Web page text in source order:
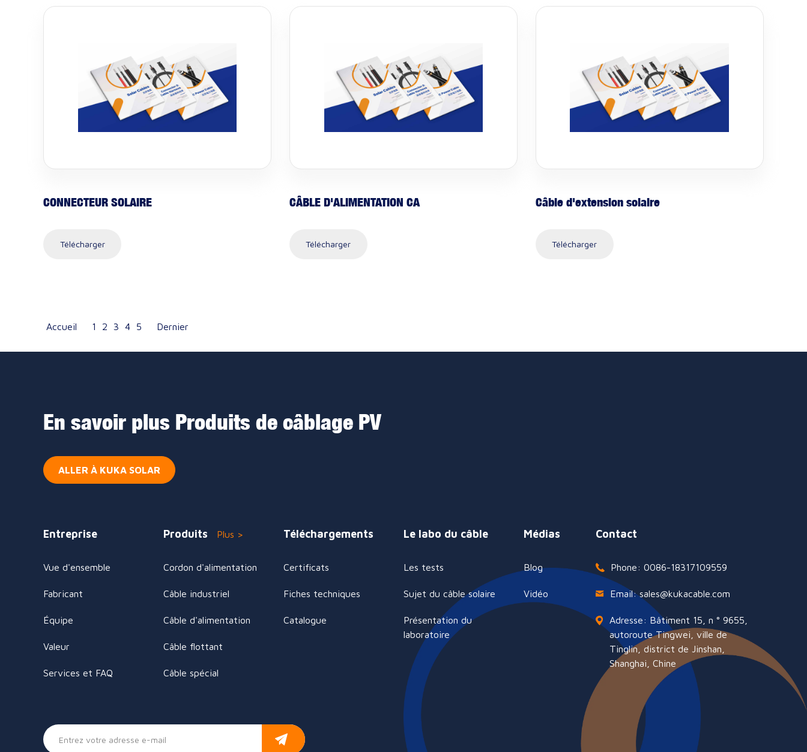
CONNECTEUR SOLAIRE
Télécharger
CÂBLE D'ALIMENTATION CA
Télécharger
Câble d'extension solaire
Télécharger
Accueil 1 2 3 4 5 Dernier
En savoir plus Produits de câblage PV
ALLER À KUKA SOLAR
Entreprise
Vue d'ensemble
Fabricant
Équipe
Valeur
Services et FAQ
Produits Plus >
Cordon d'alimentation
Câble industriel
Câble d'alimentation
Câble flottant
Câble spécial
Téléchargements
Certificats
Fiches techniques
Catalogue
Le labo du câble
Les tests
Sujet du câble solaire
Présentation du
laboratoire
Médias
Blog
Vidéo
Contact
Phone: 0086-18317109559
Email: sales@kukacable.com
Adresse: Bâtiment 15, n ° 9655,
autoroute Tingwei, ville de
Tinglin, district de Jinshan,
Shanghai, Chine